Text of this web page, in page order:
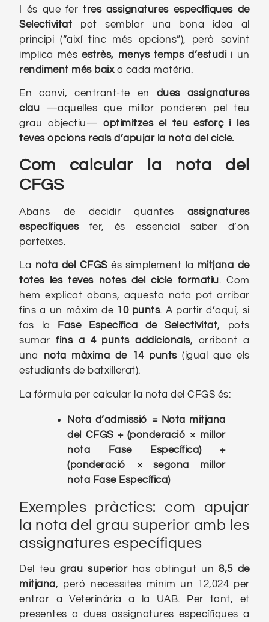
I és que fertres assignatures específiques de
Selectivitat pot semblar una bona idea al
principi (“així tinc més opcions”), però sovint
implica mésestrès, menys temps d’estudi i un
rendiment més baixa cada matèria.
En canvi, centrant-te en dues assignatures
clau —aquelles que millor ponderen pel teu
grau objectiu—optimitzes el teu esforç i les
teves opcions reals d’apujar la nota del cicle.
Com calcular la nota del
CFGS
Abans de decidir quantes assignatures
específiquesfer, és essencial saber d’on
parteixes.
La nota del CFGSés simplement la mitjana de
totes les teves notes del cicle formatiu. Com
hem explicat abans, aquesta nota pot arribar
fins a un màxim de 10 punts. A partir d’aquí, si
fas la
Fase Específica de Selectivitat, pots
sumarfins a 4 punts addicionals, arribant a
una nota màxima de 14 punts(igual que els
estudiants de batxillerat).
La fórmula per calcular la nota del CFGS és:
Nota d’admissió = Nota mitjana
del CFGS + (ponderació × millor
nota
Fase Específica) +
(ponderació × segona millor
nota Fase Específica)
Exemples pràctics: com apujar
la nota del grau superior amb les
assignatures específiques
Del teugrau superiorhas obtingut un8,5 de
mitjana, però necessites mínim un 12,024 per
entrar a Veterinària a la UAB. Per tant, et
presentes a dues assignatures específiques a